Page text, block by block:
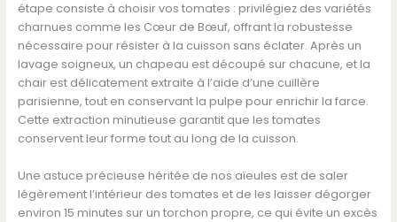
étape consiste à choisir vos tomates : privilégiez des variétés
charnues comme les Cœur de Bœuf, offrant la robustesse
nécessaire pour résister à la cuisson sans éclater. Après un
lavage soigneux, un chapeau est découpé sur chacune, et la
chair est délicatement extraite à l’aide d’une cuillère
parisienne, tout en conservant la pulpe pour enrichir la farce.
Cette extraction minutieuse garantit que les tomates
conservent leur forme tout au long de la cuisson.
Une astuce précieuse héritée de nos aïeules est de saler
légèrement l’intérieur des tomates et de les laisser dégorger
environ 15 minutes sur un torchon propre, ce qui évite un excès